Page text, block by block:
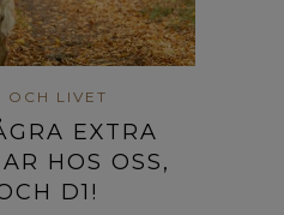
OCH LIVET
EXTRA
HOS OSS,
D1!